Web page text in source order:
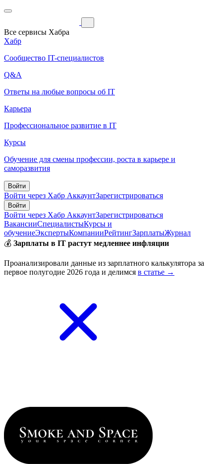
Все сервисы Хабра
Хабр
Сообщество IT-специалистов
Q&A
Ответы на любые вопросы об IT
Карьера
Профессиональное развитие в IT
Курсы
Обучение для смены профессии, роста в карьере и
саморазвития
Войти
Войти через Хабр АккаунтЗарегистрироваться
Войти
Войти через Хабр АккаунтЗарегистрироваться
ВакансииСпециалистыКурсы и
обучениеЭкспертыКомпанииРейтингЗарплатыЖурнал
💰 Зарплаты в IT растут медленнее инфляции
Проанализировали данные из зарплатного калькулятора за
первое полугодие 2026 года и делимся в статье →